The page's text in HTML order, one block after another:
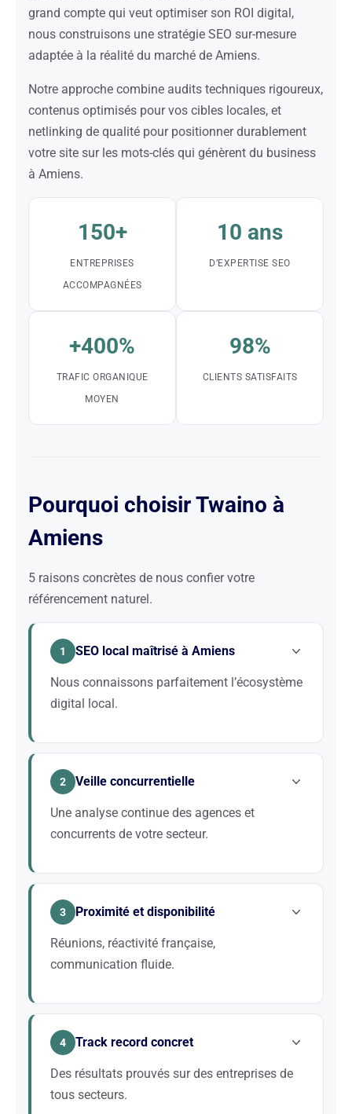
grand compte qui veut optimiser son ROI digital,
nous construisons une stratégie SEO sur-mesure
adaptée à la réalité du marché de Amiens.
Notre approche combine audits techniques rigoureux,
contenus optimisés pour vos cibles locales, et
netlinking de qualité pour positionner durablement
votre site sur les mots-clés qui génèrent du business
à Amiens.
150+
ENTREPRISES
ACCOMPAGNÉES
10 ans
D’EXPERTISE SEO
+400%
TRAFIC ORGANIQUE
MOYEN
98%
CLIENTS SATISFAITS
Pourquoi choisir Twaino à
Amiens
5 raisons concrètes de nous confier votre
référencement naturel.
1 SEO local maîtrisé à Amiens
Nous connaissons parfaitement l’écosystème
digital local.
Nous maîtrisons les signaux SEO locaux (Google
quartiers) spécifiques à Amiens.
2 Veille concurrentielle
Une analyse continue des agences et
concurrents de votre secteur.
Nous benchmarkons en continu les acteurs de votre
les gaps de contenu et les stratégies de netlinking
3 Proximité et disponibilité
Réunions, réactivité française,
communication fluide.
Twaino est basée en France, nous répondons sous
linguistique.
4 Track record concret
Des résultats prouvés sur des entreprises de
tous secteurs.